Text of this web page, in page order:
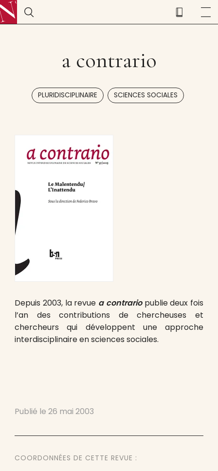
a contrario
PLURIDISCIPLINAIRE SCIENCES SOCIALES
Depuis 2003, la revue a contrariopublie deux fois
l’an des contributions de chercheuses et
chercheurs qui développent une approche
interdisciplinaire en sciences sociales.
Publié le 26 mai 2003
COORDONNÉES DE CETTE REVUE :